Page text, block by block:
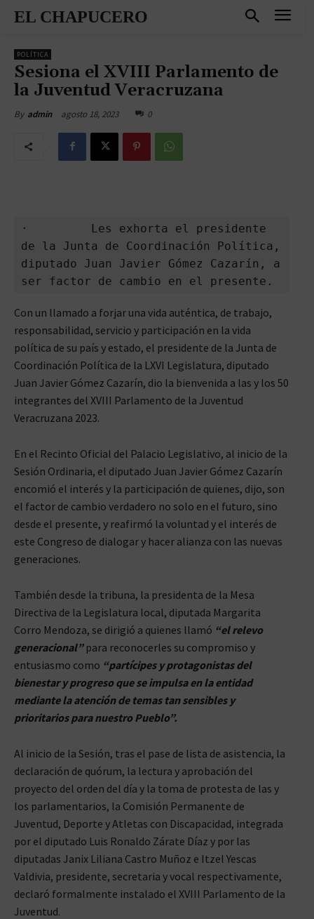
EL CHAPUCERO
POLÍTICA
Sesiona el XVIII Parlamento de
la Juventud Veracruzana
By admin agosto 18, 2023 0
·         Les exhorta el presidente
de la Junta de Coordinación Política,
diputado Juan Javier Gómez Cazarín, a
ser factor de cambio en el presente.
Con un llamado a forjar una vida auténtica, de trabajo,
responsabilidad, servicio y participación en la vida
política de su país y estado, el presidente de la Junta de
Coordinación Política de la LXVI Legislatura, diputado
Juan Javier Gómez Cazarín, dio la bienvenida a las y los 50
integrantes del XVIII Parlamento de la Juventud
Veracruzana 2023.
En el Recinto Oficial del Palacio Legislativo, al inicio de la
Sesión Ordinaria, el diputado Juan Javier Gómez Cazarín
encomió el interés y la participación de quienes, dijo, son
el factor de cambio verdadero no solo en el futuro, sino
desde el presente, y reafirmó la voluntad y el interés de
este Congreso de dialogar y hacer alianza con las nuevas
generaciones.
También desde la tribuna, la presidenta de la Mesa
Directiva de la Legislatura local, diputada Margarita
Corro Mendoza, se dirigió a quienes llamó “el relevo
generacional” para reconocerles su compromiso y
entusiasmo como “partícipes y protagonistas del
bienestar y progreso que se impulsa en la entidad
mediante la atención de temas tan sensibles y
prioritarios para nuestro Pueblo”.
Al inicio de la Sesión, tras el pase de lista de asistencia, la
declaración de quórum, la lectura y aprobación del
proyecto del orden del día y la toma de protesta de las y
los parlamentarios, la Comisión Permanente de
Juventud, Deporte y Atletas con Discapacidad, integrada
por el diputado Luis Ronaldo Zárate Díaz y por las
diputadas Janix Liliana Castro Muñoz e Itzel Yescas
Valdivia, presidente, secretaria y vocal respectivamente,
declaró formalmente instalado el XVIII Parlamento de la
Juventud.